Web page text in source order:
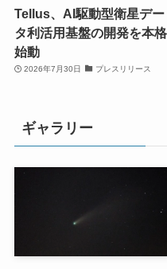
Tellus、AI駆動型衛星デー
タ利活用基盤の開発を本格
始動
2026年7月30日 プレスリリース
ギャラリー